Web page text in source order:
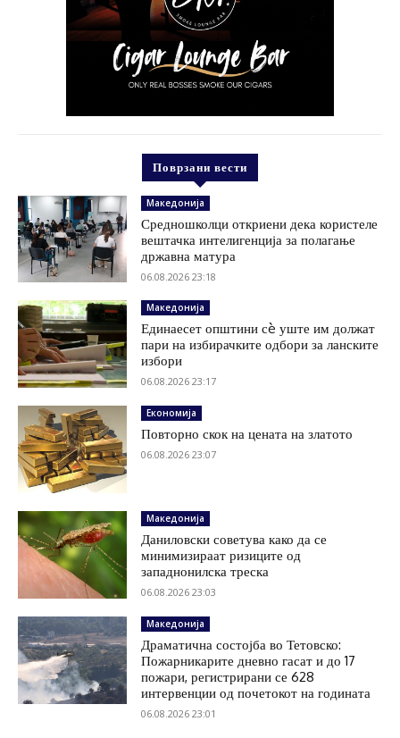
Поврзани вести
Македонија
Средношколци откриени дека користеле
вештачка интелигенција за полагање
државна матура
06.08.2026 23:18
Македонија
Единаесет општини сè уште им должат
пари на избирачките одбори за ланските
избори
06.08.2026 23:17
Економија
Повторно скок на цената на златото
06.08.2026 23:07
Македонија
Даниловски советува како да се
минимизираат ризиците од
западнонилска треска
06.08.2026 23:03
Македонија
Драматична состојба во Тетовско:
Пожарникарите дневно гасат и до 17
пожари, регистрирани се 628
интервенции од почетокот на годината
06.08.2026 23:01